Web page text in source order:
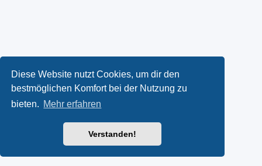
Diese Website nutzt Cookies, um dir den
bestmöglichen Komfort bei der Nutzung zu
bieten. Mehr erfahren
Verstanden!